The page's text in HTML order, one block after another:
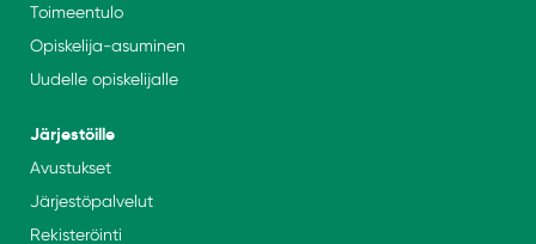
Toimeentulo
Opiskelija-asuminen
Uudelle opiskelijalle
Järjestöille
Avustukset
Järjestöpalvelut
Rekisteröinti